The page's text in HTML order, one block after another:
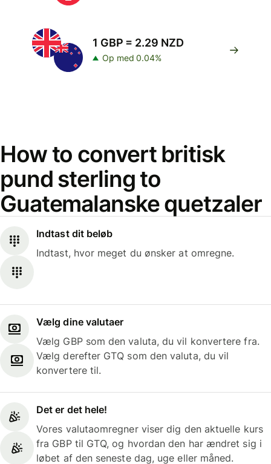
1 GBP = 2.29 NZD
Op med 0.04%
How to convert britisk
pund sterling to
Guatemalanske quetzaler
Indtast dit beløb
Indtast, hvor meget du ønsker at omregne.
Vælg dine valutaer
Vælg GBP som den valuta, du vil konvertere fra.
Vælg derefter GTQ som den valuta, du vil
konvertere til.
Det er det hele!
Vores valutaomregner viser dig den aktuelle kurs
fra GBP til GTQ, og hvordan den har ændret sig i
løbet af den seneste dag, uge eller måned.